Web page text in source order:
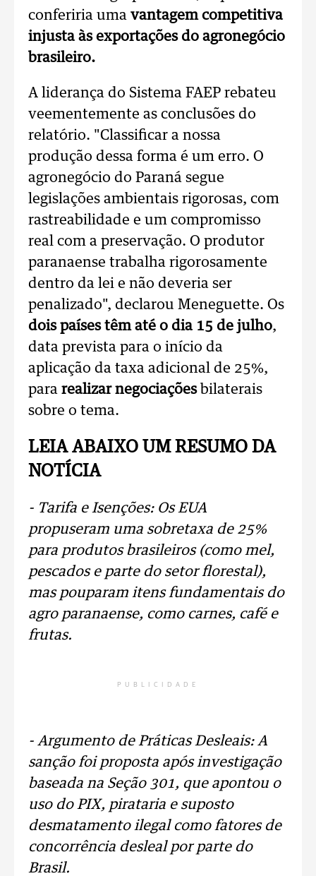
conferiria uma vantagem competitiva
injusta às exportações do agronegócio
brasileiro.
A liderança do Sistema FAEP rebateu
veementemente as conclusões do
relatório. "Classificar a nossa
produção dessa forma é um erro. O
agronegócio do Paraná segue
legislações ambientais rigorosas, com
rastreabilidade e um compromisso
real com a preservação. O produtor
paranaense trabalha rigorosamente
dentro da lei e não deveria ser
penalizado", declarou Meneguette. Os
dois países têm até o dia 15 de julho,
data prevista para o início da
aplicação da taxa adicional de 25%,
para realizar negociaçõesbilaterais
sobre o tema.
LEIA ABAIXO UM RESUMO DA
NOTÍCIA
- Tarifa e Isenções: Os EUA
propuseram uma sobretaxa de 25%
para produtos brasileiros (como mel,
pescados e parte do setor florestal),
mas pouparam itens fundamentais do
agro paranaense, como carnes, café e
frutas.
PUBLICIDADE
- Argumento de Práticas Desleais: A
sanção foi proposta após investigação
baseada na Seção 301, que apontou o
uso do PIX, pirataria e suposto
desmatamento ilegal como fatores de
concorrência desleal por parte do
Brasil.